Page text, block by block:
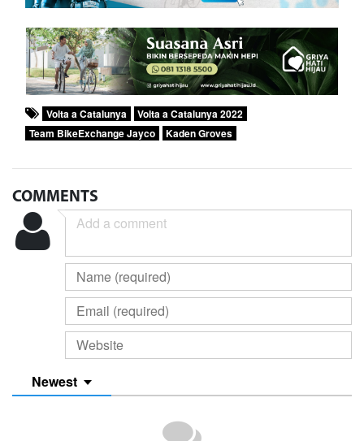
Volta a Catalunya
Volta a Catalunya 2022
Team BikeExchange Jayco
Kaden Groves
COMMENTS
Newest